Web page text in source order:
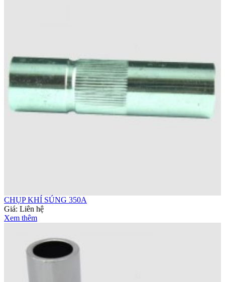
CHỤP KHÍ SÚNG 350A
Giá: Liên hệ
Xem thêm